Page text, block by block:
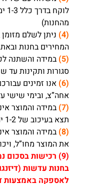
מהחנות)
(4)
ניתן לשלם
המחירים בחנות
(5)
במידה והשתנה
סגורות ותקינות עד
(6)
אחה”צ, ובימי שישי עד
(7)
במידה והמוצר
תצא בעיכוב של 1-2 ימי עסקים.
(8)
במידה והמוצר
את המוצר מחו”ל, ויכול
(9)
לאספקה באמצעות